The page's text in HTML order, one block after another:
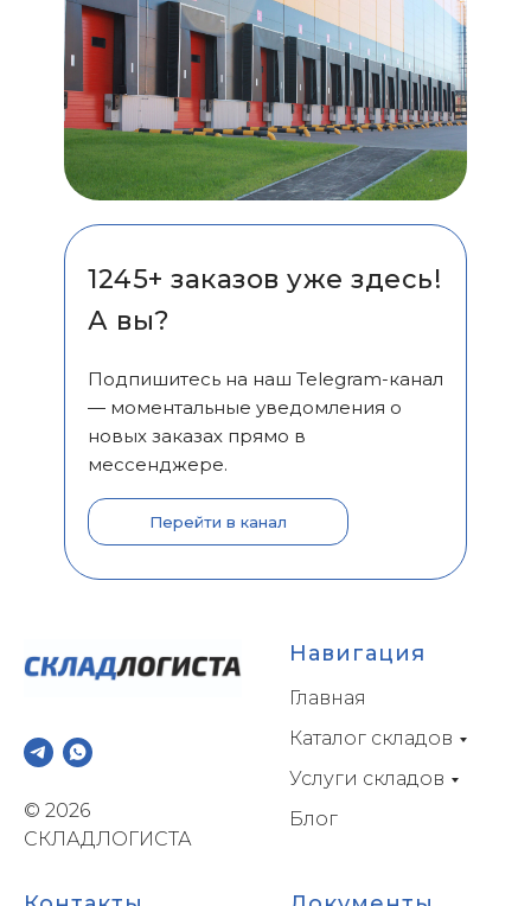
Подпишитесь на наш Telegram-канал
— моментальные уведомления о
новых заказах прямо в
мессенджере.
1245+ заказов уже здесь!
А вы?
Перейти в канал
© 2026
СКЛАДЛОГИСТА
Навигация
Главная
Каталог складов
Услуги складов
Блог